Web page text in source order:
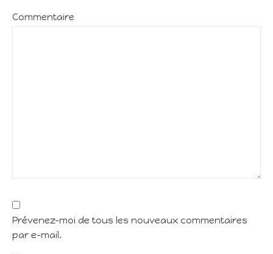
Commentaire
Prévenez-moi de tous les nouveaux commentaires
par e-mail.